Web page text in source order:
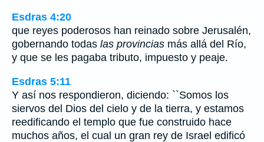
Esdras 4:20
que reyes poderosos han reinado sobre Jerusalén,
gobernando todas las provincias más allá del Río,
y que se les pagaba tributo, impuesto y peaje.
Esdras 5:11
Y así nos respondieron, diciendo: ``Somos los
siervos del Dios del cielo y de la tierra, y estamos
reedificando el templo que fue construido hace
muchos años, el cual un gran rey de Israel edificó